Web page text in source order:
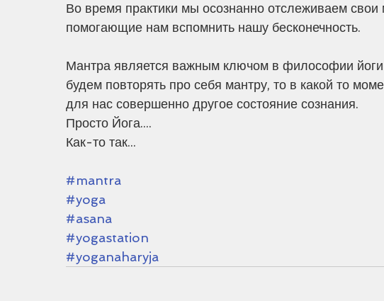
Во время практики мы осознанно отслеживаем
помогающие нам вспомнить нашу бесконечность.
Мантра является важным ключом в философии
будем повторять про себя мантру, то в какой то
для нас совершенно другое состояние сознания.
Просто Йога....
Как-то так...
#mantra
#yoga
#asana
#yogastation
#yoganaharyja